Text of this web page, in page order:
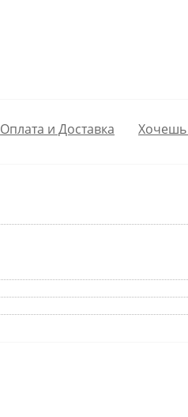
Оплата и Доставка Хочешь